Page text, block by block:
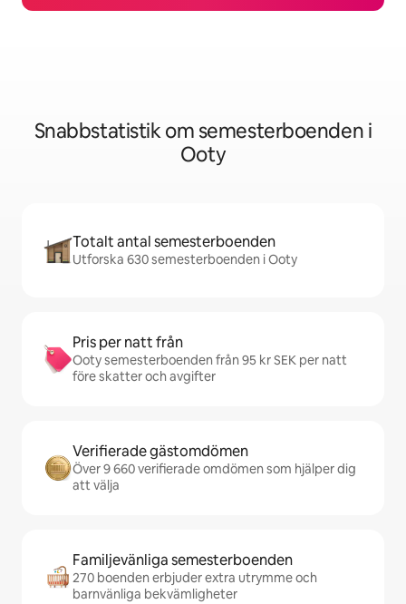
Snabbstatistik om semesterboenden i
Ooty
Totalt antal semesterboenden
Utforska 630 semesterboenden i Ooty
Pris per natt från
Ooty semesterboenden från 95 kr SEK per natt
före skatter och avgifter
Verifierade gästomdömen
Över 9 660 verifierade omdömen som hjälper dig
att välja
Familjevänliga semesterboenden
270 boenden erbjuder extra utrymme och
barnvänliga bekvämligheter